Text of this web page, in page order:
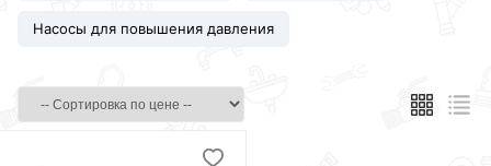
Насосы для повышения давления